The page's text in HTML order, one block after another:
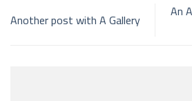
An
Another post with A Gallery